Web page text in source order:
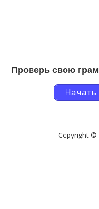
Проверь свою
Начать
Copyright ©